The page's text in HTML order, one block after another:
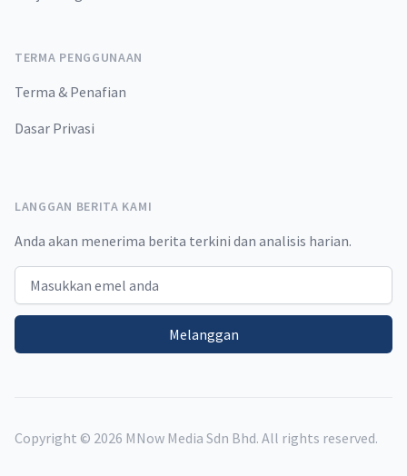
TERMA PENGGUNAAN
Terma & Penafian
Dasar Privasi
LANGGAN BERITA KAMI
Anda akan menerima berita terkini dan analisis harian.
Email address
Melanggan
Copyright © 2026 MNow Media Sdn Bhd. All rights reserved.